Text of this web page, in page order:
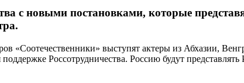
с новыми постановками, которые
«Соотечественники» выступят актеры из Абхазии,
Россотрудничества. Россию будут представлять